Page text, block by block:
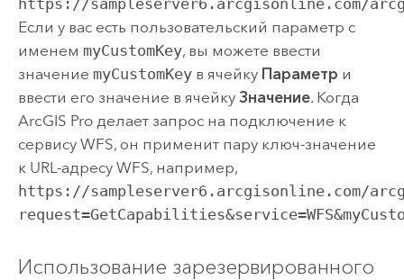
Если у вас есть пользовательский параметр с
именем myCustomKey, вы можете ввести
значение myCustomKeyв ячейку Параметр и
ввести его значение в ячейку Значение. Когда
ArcGIS Proделает запрос на подключение к
сервису WFS, он применит пару ключ-значение
к URL-адресу WFS, например,
https://sampleserver6.arcgisonline.com/
Использование зарезервированного